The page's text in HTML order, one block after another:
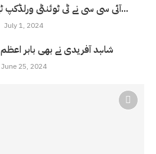
آئی سی سی نے ٹی ٹوئنٹی ورلڈکپ ٹیم آف دی ٹورنامنٹ کا...
July 1, 2024
شاہد آفریدی نے بھی بابر
June 25, 2024